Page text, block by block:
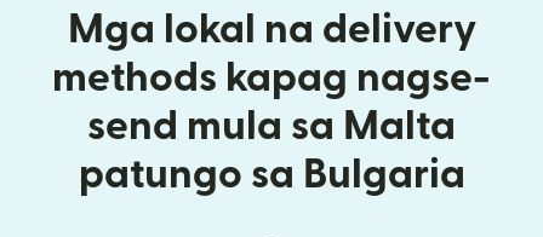
Mga lokal na delivery
methods kapag nagse-
send mula sa Malta
patungo sa Bulgaria